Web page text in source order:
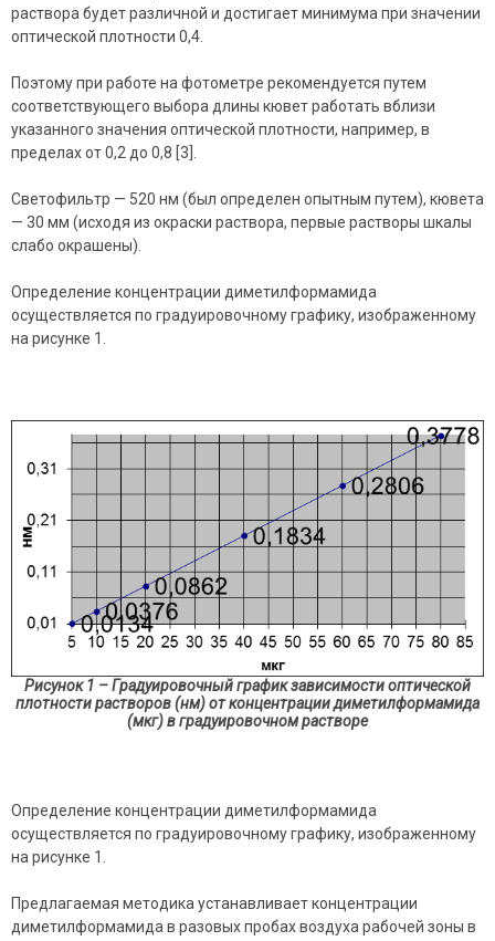
раствора будет различной и достигает минимума при значении
оптической плотности 0,4.
Поэтому при работе на фотометре рекомендуется путем
соответствующего выбора длины кювет работать вблизи
указанного значения оптической плотности, например, в
пределах от 0,2 до 0,8 [3].
Светофильтр — 520 нм (был определен опытным путем), кювета
— 30 мм (исходя из окраски раствора, первые растворы шкалы
слабо окрашены).
Определение концентрации диметилформамида
осуществляется по градуировочному графику, изображенному
на рисунке 1.
Рисунок 1 – Градуировочный график зависимости оптической
плотности растворов (нм) от концентрации диметилформамида
(мкг) в градуировочном растворе
Определение концентрации диметилформамида
осуществляется по градуировочному графику, изображенному
на рисунке 1.
Предлагаемая методика устанавливает концентрации
диметилформамида в разовых пробах воздуха рабочей зоны в